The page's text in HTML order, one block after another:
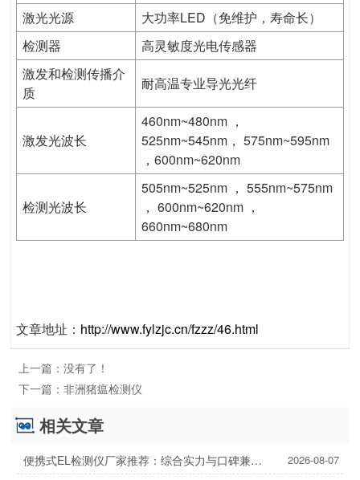
激光光源
大功率LED（免维护，寿命长）
检测器
高灵敏度光电传感器
激发和检测传播介
质
耐高温专业导光光纤
激发光波长
460nm~480nm ，
525nm~545nm， 575nm~595nm
，600nm~620nm
检测光波长
505nm~525nm ， 555nm~575nm
， 600nm~620nm ，
660nm~680nm
文章地址： http://www.fylzjc.cn/fzzz/46.html
上一篇： 没有了！
下一篇： 非洲猪瘟检测仪
相关文章
便携式EL检测仪厂家推荐：综合实力与口碑兼具的2家 2026-08-07